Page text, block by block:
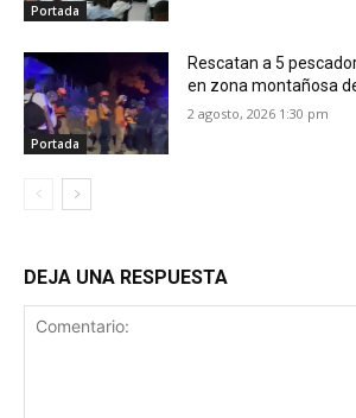
Portada
Portada
Rescatan a 5
en zona montañosa
2 agosto, 2026 1:30 pm
DEJA UNA RESPUESTA